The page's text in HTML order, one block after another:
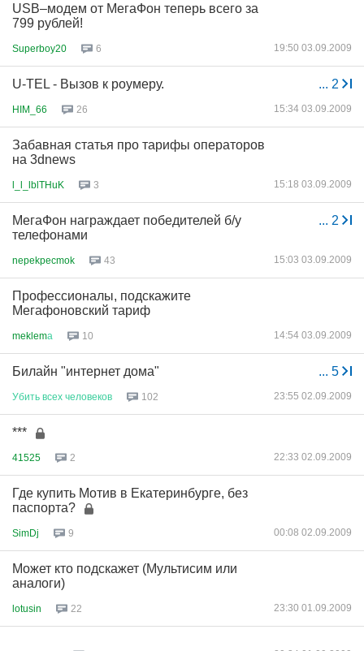
USB–модем от МегаФон теперь всего за
799 рублей!
Superboy20 6 19:50 03.09.2009
... 2
U-TEL - Вызов к роумеру.
HIM_66 26 15:34 03.09.2009
Забавная статья про тарифы операторов
на 3dnews
l_l_lblTHuK 3 15:18 03.09.2009
... 2
МегаФон награждает победителей б/у
телефонами
nepekpecmok 43 15:03 03.09.2009
Профессионалы, подскажите
Мегафоновский тариф
meklemа 10 14:54 03.09.2009
... 5
Билайн "интернет дома"
Убить всех человеков 102 23:55 02.09.2009
***
41525 2 22:33 02.09.2009
Где купить Мотив в Екатеринбурге, без
паспорта?
SimDj 9 00:08 02.09.2009
Может кто подскажет (Мультисим или
аналоги)
lotusin 22 23:30 01.09.2009